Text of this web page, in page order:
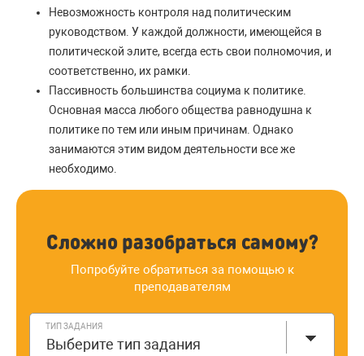
Невозможность контроля над политическим
руководством. У каждой должности, имеющейся в
политической элите, всегда есть свои полномочия, и
соответственно, их рамки.
Пассивность большинства социума к политике.
Основная масса любого общества равнодушна к
политике по тем или иным причинам. Однако
занимаются этим видом деятельности все же
необходимо.
Сложно разобраться самому?
Попробуйте обратиться за помощью к
преподавателям
ТИП ЗАДАНИЯ
Выберите тип задания